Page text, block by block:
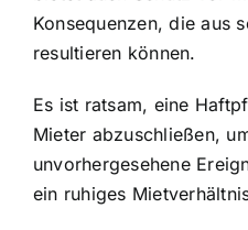
Konsequenzen, die aus
resultieren können.
Es ist ratsam, eine
Mieter abzuschließen,
unvorhergesehene
ein ruhiges